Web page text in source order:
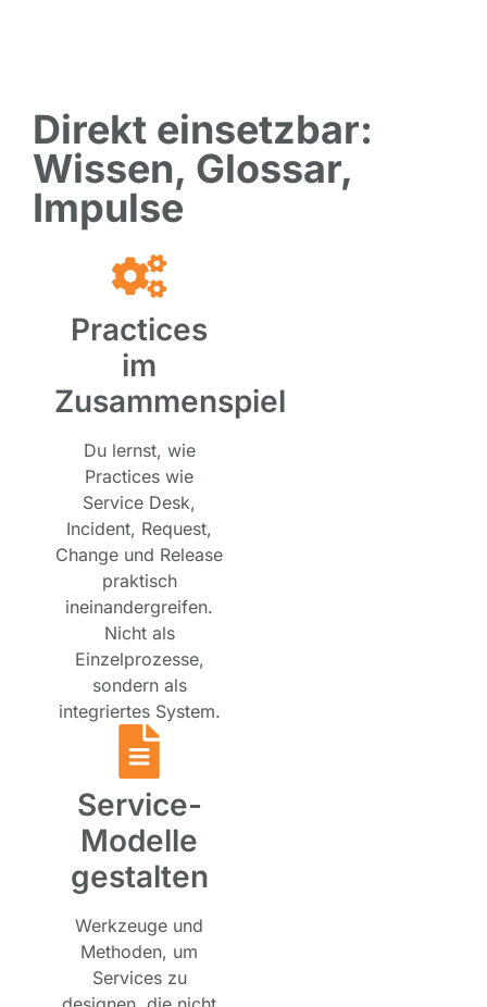
Direkt einsetzbar:
Wissen, Glossar,
Impulse
Practices
im
Zusammenspiel
Du lernst, wie
Practices wie
Service Desk,
Incident, Request,
Change und Release
praktisch
ineinandergreifen.
Nicht als
Einzelprozesse,
sondern als
integriertes System.
Service-
Modelle
gestalten
Werkzeuge und
Methoden, um
Services zu